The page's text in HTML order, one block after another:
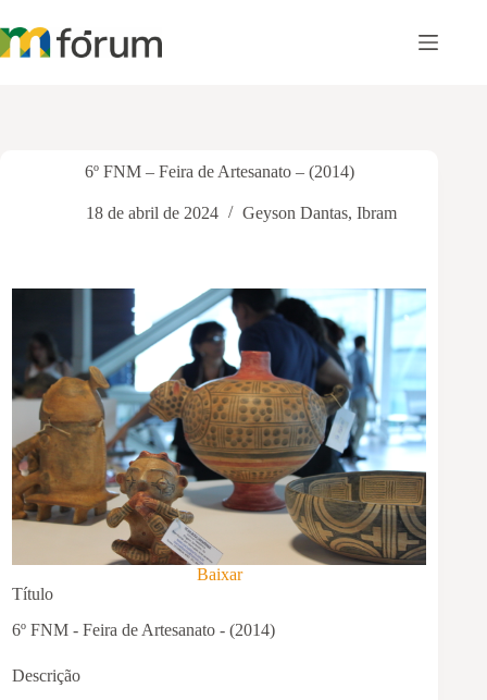
para
o
6º FNM – Feira de Artesanato – (2014)
18 de abril de 2024 Geyson Dantas, Ibram
Baixar
Título
6º FNM - Feira de Artesanato - (2014)
Descrição